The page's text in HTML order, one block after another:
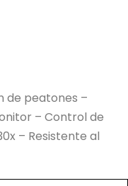
de peatones –
– Control de
– Resistente al